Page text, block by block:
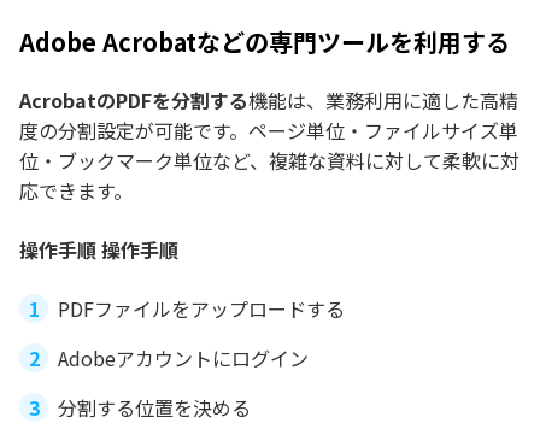
Adobe Acrobatなどの専門ツールを利用する
AcrobatのPDFを分割する機能は、業務利用に適した高精
度の分割設定が可能です。ページ単位・ファイルサイズ単
位・ブックマーク単位など、複雑な資料に対して柔軟に対
応できます。
操作手順 操作手順
PDFファイルをアップロードする
Adobeアカウントにログイン
分割する位置を決める